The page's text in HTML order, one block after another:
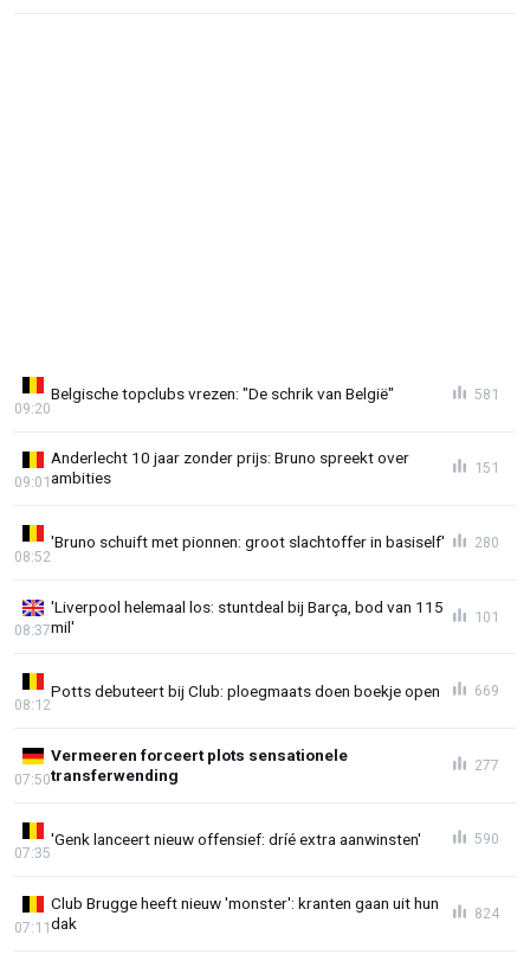
Belgische topclubs vrezen: "De schrik van België"
09:20
581
Anderlecht 10 jaar zonder prijs: Bruno spreekt over
ambities
09:01
151
'Bruno schuift met pionnen: groot slachtoffer in basiself'
08:52
280
'Liverpool helemaal los: stuntdeal bij Barça, bod van 115
mil'
08:37
101
Potts debuteert bij Club: ploegmaats doen boekje open
08:12
669
Vermeeren forceert plots sensationele
transferwending
07:50
277
'Genk lanceert nieuw offensief: dríé extra aanwinsten'
07:35
590
Club Brugge heeft nieuw 'monster': kranten gaan uit hun
dak
07:11
824